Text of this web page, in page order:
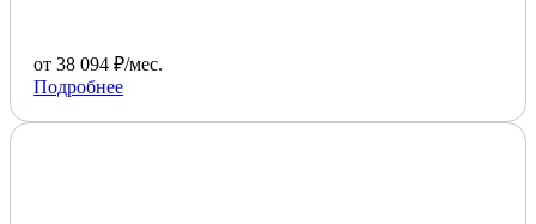
от 38 094 ₽/мес.
Подробнее